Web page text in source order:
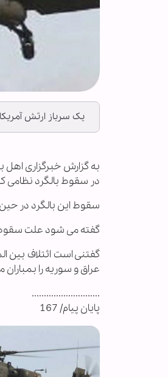
یک سرباز ارتش
به گزارش خبرگزاری اهل
در سقوط بالگرد
سقوط این بالگرد در
گفته می شود علت سقوط
عراق و سوریه را بمباران
............................
پایان پیام/ 167